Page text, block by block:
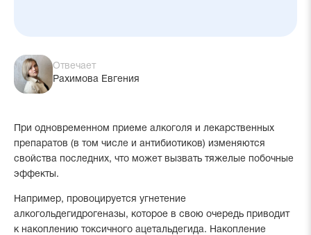
При одновременном приеме алкоголя и лекарственных
препаратов (в том числе и антибиотиков) изменяются
свойства последних, что может вызвать тяжелые побочные
эффекты.
Например, провоцируется угнетение
алкогольдегидрогеназы, которое в свою очередь приводит
к накоплению токсичного ацетальдегида. Накопление
Отвечает
Рахимова Евгения